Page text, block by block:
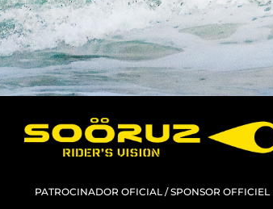
PATROCINADOR OFICIAL /SPONSOR OFFICIEL